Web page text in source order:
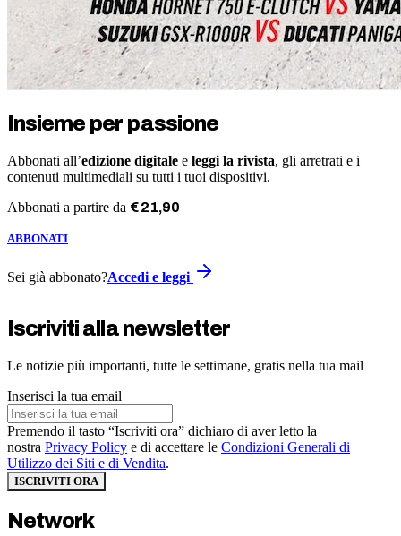
Insieme per passione
Abbonati all’edizione digitale e leggi la rivista, gli arretrati e i
contenuti multimediali su tutti i tuoi dispositivi.
Abbonati a partire da €21,90
ABBONATI
Sei già abbonato?Accedi e leggi
Iscriviti alla newsletter
Le notizie più importanti, tutte le settimane, gratis nella tua mail
Inserisci la tua email
Premendo il tasto “Iscriviti ora” dichiaro di aver letto la
nostra Privacy Policy e di accettare le Condizioni Generali di
Utilizzo dei Siti e di Vendita.
ISCRIVITI ORA
Network